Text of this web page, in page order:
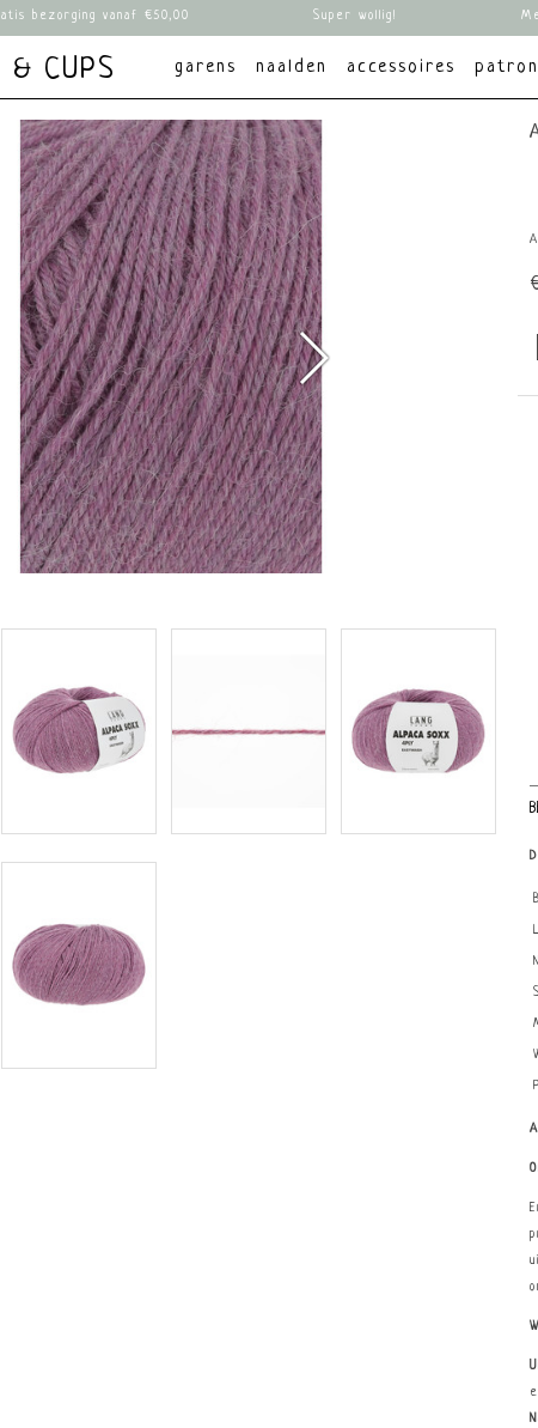
bezorging vanaf €50,00 Super wollig!
& CUPS garens naalden accessoires